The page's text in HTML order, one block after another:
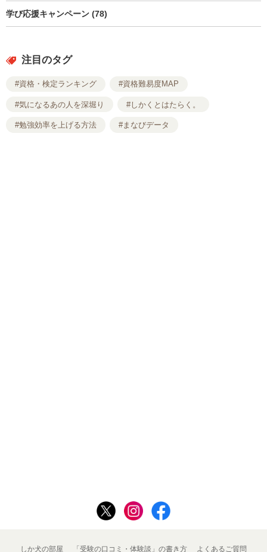
学び応援キャンペーン (78)
注目のタグ
#資格・検定ランキング #資格難易度MAP
#気になるあの人を深堀り #しかくとはたらく。
#勉強効率を上げる方法 #まなびデータ
しか犬の部屋 「受験の口コミ・体験談」の書き方 よくあるご質問